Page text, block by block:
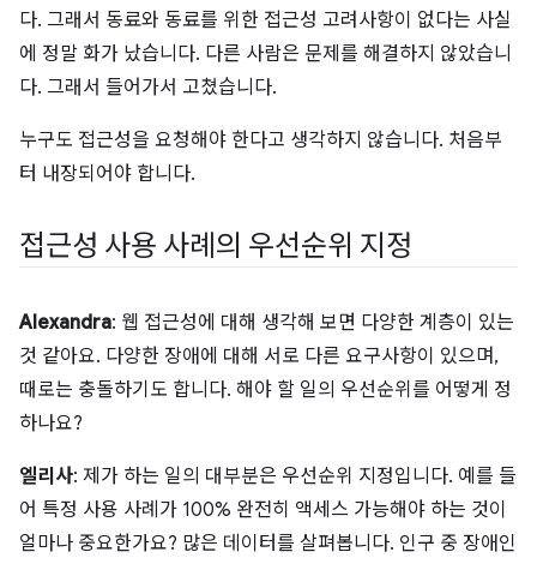
다. 그래서 동료와 동료를 위한 접근성 고려사항이 없다는 사실
에 정말 화가 났습니다. 다른 사람은 문제를 해결하지 않았습니
다. 그래서 들어가서 고쳤습니다.
누구도 접근성을 요청해야 한다고 생각하지 않습니다. 처음부
터 내장되어야 합니다.
접근성 사용 사례의 우선순위 지정
Alexandra: 웹 접근성에 대해 생각해 보면 다양한 계층이 있는
것 같아요. 다양한 장애에 대해 서로 다른 요구사항이 있으며,
때로는 충돌하기도 합니다. 해야 할 일의 우선순위를 어떻게 정
하나요?
엘리사: 제가 하는 일의 대부분은 우선순위 지정입니다. 예를 들
어 특정 사용 사례가 100% 완전히 액세스 가능해야 하는 것이
얼마나 중요한가요? 많은 데이터를 살펴봅니다. 인구 중 장애인